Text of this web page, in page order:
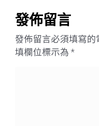
發佈留言
發佈留言必須填寫的
填欄位標示為 *